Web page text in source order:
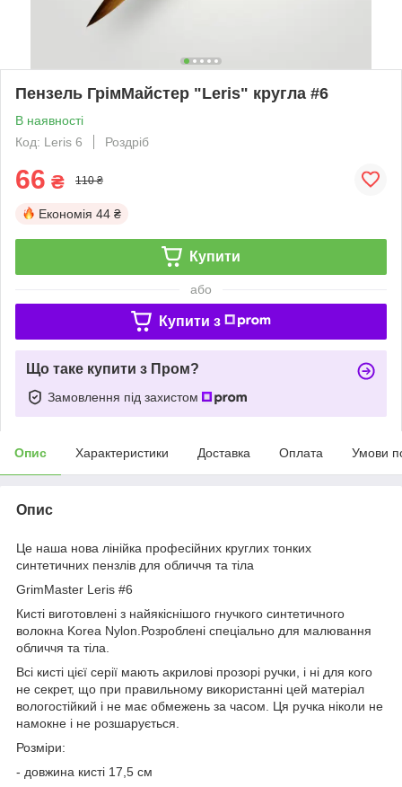
Пензель ГрімМайстер "Leris" кругла #6
В наявності
Код: Leris 6
Роздріб
66 ₴ 110 ₴
Економія 44 ₴
Купити
або
Купити з
Що таке купити з Пром?
Замовлення під захистом
Опис Характеристики Доставка Оплата Умови
Опис
Це наша нова лінійка професійних круглих тонких
синтетичних пензлів для обличчя та тіла
GrimMaster Leris #6
Кисті виготовлені з найякіснішого гнучкого синтетичного
волокна Korea Nylon.Розроблені спеціально для малювання
обличчя та тіла.
Всі кисті цієї серії мають акрилові прозорі ручки, і ні для кого
не секрет, що при правильному використанні цей матеріал
вологостійкий і не має обмежень за часом. Ця ручка ніколи не
намокне і не розшарується.
Розміри:
- довжина кисті 17,5 см